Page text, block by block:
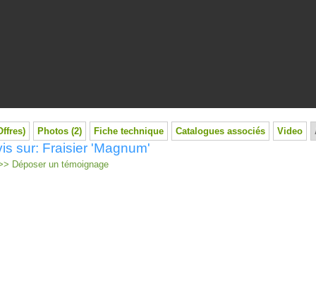
Photos (2) Fiche technique Catalogues associés Video
sur: Fraisier 'Magnum'
Déposer un témoignage